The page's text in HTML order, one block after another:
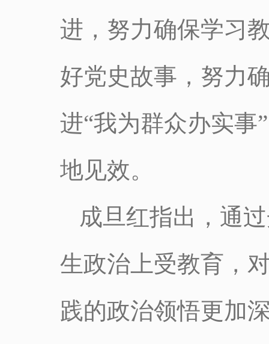
进，努力确保学习
好党史故事，努力
进“我为群众办实事
地见效。
成旦红指出，通
生政治上受教育，
践的政治领悟更加